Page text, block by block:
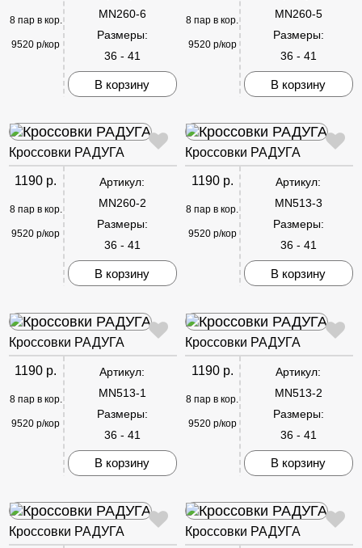
8 пар в кор.
9520 р/кор
MN260-6
Размеры:
36 - 41
В корзину
8 пар в кор.
9520 р/кор
MN260-5
Размеры:
36 - 41
В корзину
Кроссовки РАДУГА
1190 р.
8 пар в кор.
9520 р/кор
Артикул:
MN260-2
Размеры:
36 - 41
В корзину
Кроссовки РАДУГА
1190 р.
8 пар в кор.
9520 р/кор
Артикул:
MN513-3
Размеры:
36 - 41
В корзину
Кроссовки РАДУГА
1190 р.
8 пар в кор.
9520 р/кор
Артикул:
MN513-1
Размеры:
36 - 41
В корзину
Кроссовки РАДУГА
1190 р.
8 пар в кор.
9520 р/кор
Артикул:
MN513-2
Размеры:
36 - 41
В корзину
Кроссовки РАДУГА Кроссовки РАДУГА